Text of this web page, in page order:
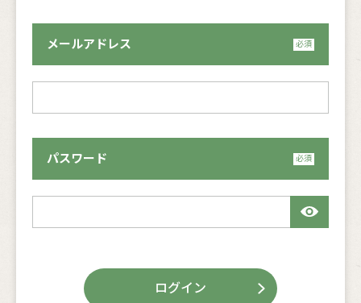
メールアドレス
パスワード
ログイン